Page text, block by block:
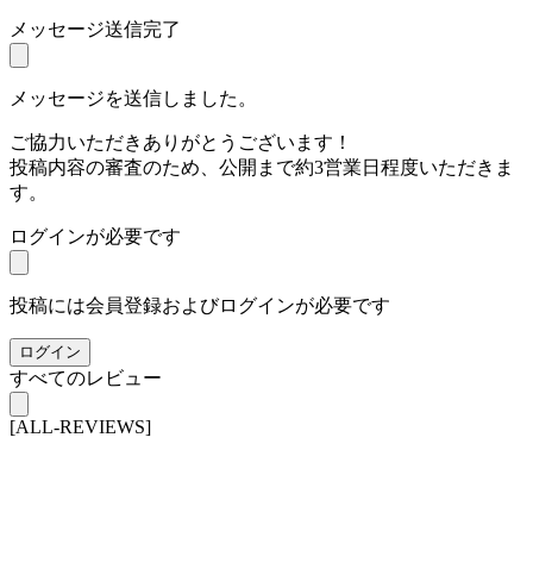
メッセージ送信完了
メッセージを送信しました。
ご協力いただきありがとうございます！
投稿内容の審査のため、公開まで約3営業日程度いただきま
す。
ログインが必要です
投稿には会員登録およびログインが必要です
ログイン
すべてのレビュー
[ALL-REVIEWS]